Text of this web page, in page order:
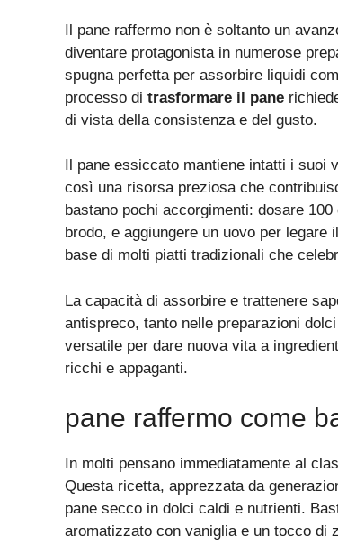
Il pane raffermo non è soltanto un
diventare protagonista in numerose
spugna perfetta per assorbire liquidi
processo di trasformare il pane
di vista della consistenza e del gusto.
Il pane essiccato mantiene intatti i suoi
così una risorsa preziosa che
bastano pochi accorgimenti: dosare
brodo, e aggiungere un uovo per
base di molti piatti tradizionali che
La capacità di assorbire e trattenere
antispreco, tanto nelle preparazioni
versatile per dare nuova vita a
ricchi e appaganti.
pane raffermo come
In molti pensano immediatamente al
Questa ricetta, apprezzata da
pane secco in dolci caldi e nutrienti.
aromatizzato con vaniglia e un tocco di